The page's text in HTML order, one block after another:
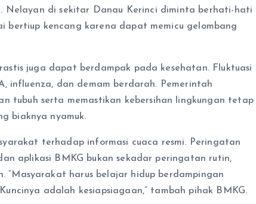
Nelayan di sekitar Danau Kerinci diminta berhati-hati
bertiup kencang karena dapat memicu gelombang
juga dapat berdampak pada kesehatan. Fluktuasi
influenza, dan demam berdarah. Pemerintah
tubuh serta memastikan kebersihan lingkungan tetap
biaknya nyamuk.
terhadap informasi cuaca resmi. Peringatan
aplikasi BMKG bukan sekadar peringatan rutin,
“Masyarakat harus belajar hidup berdampingan
adalah kesiapsiagaan,” tambah pihak BMKG.